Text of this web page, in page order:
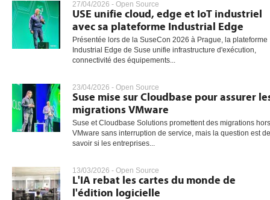
27/04/2026 - Open Source
USE unifie cloud, edge et IoT industriel
avec sa plateforme Industrial Edge
Présentée lors de la SuseCon 2026 à Prague, la plateforme
Industrial Edge de Suse unifie infrastructure d'exécution,
connectivité des équipements...
23/04/2026 - Open Source
Suse mise sur Cloudbase pour assurer
migrations VMware
Suse et Cloudbase Solutions promettent des migrations hors
VMware sans interruption de service, mais la question est de
savoir si les entreprises...
13/03/2026 - Open Source
L'IA rebat les cartes du monde de
l'édition logicielle